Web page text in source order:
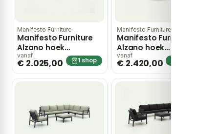
Manifesto Furniture
Manifesto Furniture
Alzano hoek
loungeset 5-delig –
Grijs
vanaf
€ 2.025,00 1 shop
Manifesto Furniture
Manifesto Furniture
Alzano hoek
loungeset 5-delig –
Wit
vanaf
€ 2.420,00